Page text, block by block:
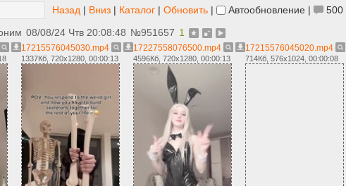
Назад | Вниз | Каталог | Обновить | Автообновление | 500
08/08/24 Чтв 20:08:48 №951657 1
17215576045030.mp4
1337Кб, 720x1280, 00:00:13
17227558076500.mp4
4596Кб, 720x1280, 00:00:13
17215576045020.mp4
714Кб, 576x1024, 00:00:08